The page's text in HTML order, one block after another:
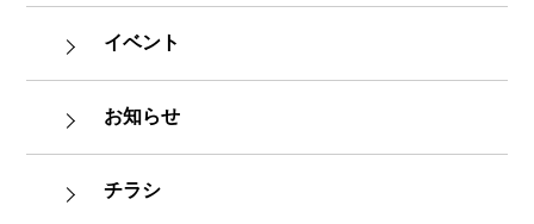
イベント
お知らせ
チラシ